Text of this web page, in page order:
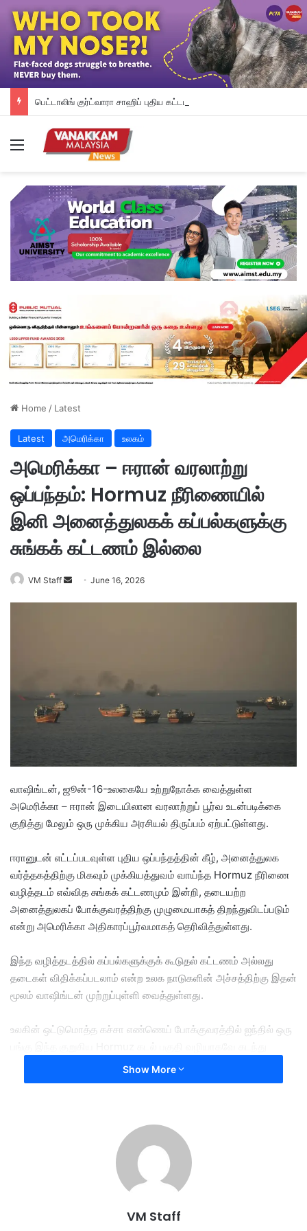
Menu
Home / Latest
Latest அமெரிக்கா உலகம்
அமெரிக்கா – ஈரான் வரலாற்று
ஒப்பந்தம்: Hormuz நீரிணையில்
இனி அனைத்துலகக் கப்பல்களுக்கு
சுங்கக் கட்டணம் இல்லை
VM Staff
m
June 16, 2026
வாஷிங்டன், ஜூன்-16-உலகையே உற்றுநோக்க வைத்துள்ள
அமெரிக்கா – ஈரான் இடையிலான வரலாற்றுப் பூர்வ உடன்படிக்கை
குறித்து மேலும் ஒரு முக்கிய அரசியல் திருப்பம் ஏற்பட்டுள்ளது.
ஈரானுடன் எட்டப்படவுள்ள புதிய ஒப்பந்தத்தின் கீழ், அனைத்துலக
வர்த்தகத்திற்கு மிகவும் முக்கியத்துவம் வாய்ந்த Hormuz நீரிணை
வழித்தடம் எவ்வித சுங்கக் கட்டணமும் இன்றி, தடையற்ற
அனைத்துலகப் போக்குவரத்திற்கு முழுமையாகத் திறந்துவிடப்படும்
என்று அமெரிக்கா அதிகாரப்பூர்வமாகத் தெரிவித்துள்ளது.
இந்த வழித்தடத்தில் கப்பல்களுக்குக் கூடுதல் கட்டணம் அல்லது
தடைகள் விதிக்கப்படலாம் என்ற உலக நாடுகளின் அச்சத்திற்கு இதன்
மூலம் வாஷிங்டன் முற்றுப்புள்ளி வைத்துள்ளது.
உலகின் ஒட்டுமொத்த கச்சா எண்ணெய் போக்குவரத்தில் ஐந்தில் ஒரு
தீவிரப் பேச்சுவார்த்தையில், அனைத்துலகக் கப்பல்களின்
கட்டணமில்லா தடையற்ற போக்குவரத்தை அமெரிக்கா ஒரு மிக
முக்கிய நிபந்தனையாக முன்வைத்துப் பெற்றுள்ளது.
நிறுவனங்களுக்குப் பெரும் நிம்மதியை அளித்துள்ளதாக
Show More
VM Staff